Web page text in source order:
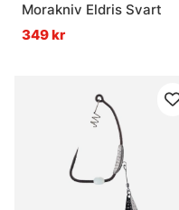
Vanliga frågor om
Vad är fiskemetoder?
Morakniv Eldris Svart
349 kr